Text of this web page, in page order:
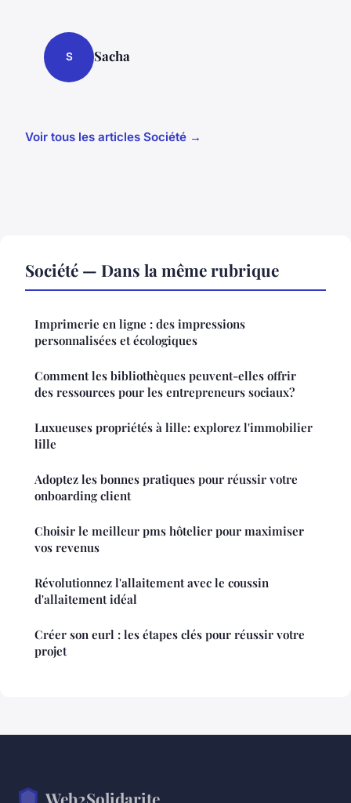
S Sacha
Voir tous les articles Société →
Société — Dans la même rubrique
Imprimerie en ligne : des impressions
personnalisées et écologiques
Comment les bibliothèques peuvent-elles offrir
des ressources pour les entrepreneurs sociaux?
Luxueuses propriétés à lille: explorez l'immobilier
lille
Adoptez les bonnes pratiques pour réussir votre
onboarding client
Choisir le meilleur pms hôtelier pour maximiser
vos revenus
Révolutionnez l'allaitement avec le coussin
d'allaitement idéal
Créer son eurl : les étapes clés pour réussir votre
projet
Web2Solidarite